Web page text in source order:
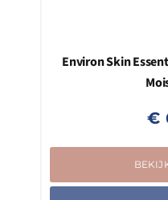
Environ Skin
€